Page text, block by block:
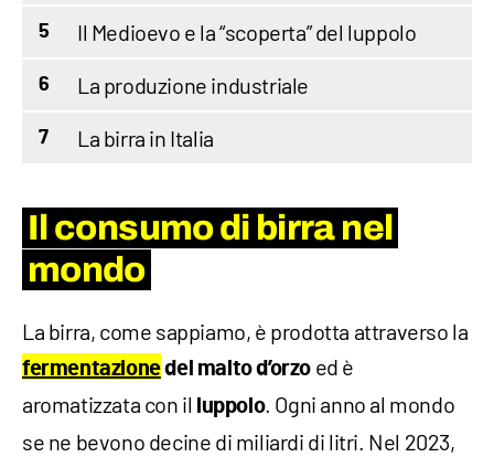
5 Il Medioevo e la “scoperta” del luppolo
6 La produzione industriale
7 La birra in Italia
Il consumo di birra nel
mondo
La birra, come sappiamo, è prodotta attraverso la
fermentazionedel malto d’orzo ed è
aromatizzata con il luppolo. Ogni anno al mondo
se ne bevono decine di miliardi di litri. Nel 2023,